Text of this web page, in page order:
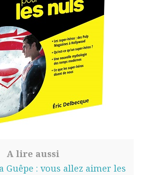
A lire aussi
Guêpe : vous allez aimer les